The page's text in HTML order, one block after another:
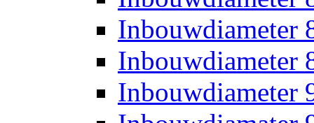
Inbouwdiameter
Inbouwdiameter
Inbouwdiameter